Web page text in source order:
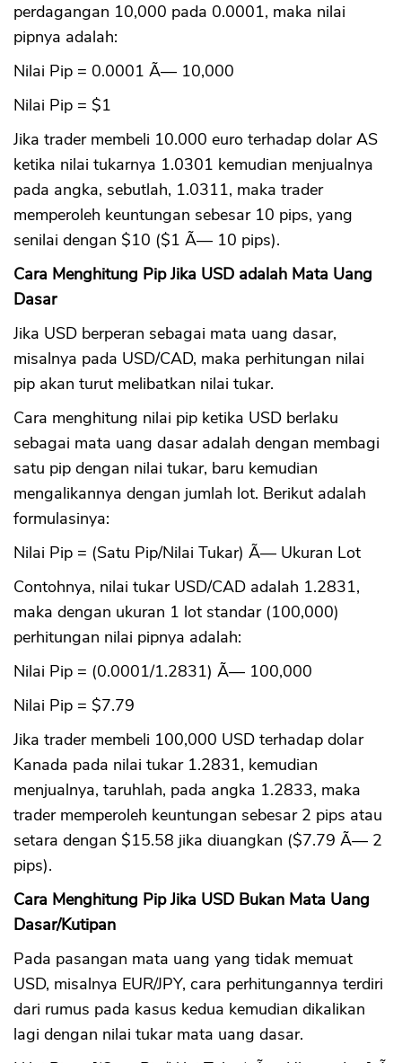
perdagangan 10,000 pada 0.0001, maka nilai
pipnya adalah:
Nilai Pip = 0.0001 Ã— 10,000
Nilai Pip = $1
Jika trader membeli 10.000 euro terhadap dolar AS
ketika nilai tukarnya 1.0301 kemudian menjualnya
pada angka, sebutlah, 1.0311, maka trader
memperoleh keuntungan sebesar 10 pips, yang
senilai dengan $10 ($1 Ã— 10 pips).
Cara Menghitung Pip Jika USD adalah Mata Uang
Dasar
Jika USD berperan sebagai mata uang dasar,
misalnya pada USD/CAD, maka perhitungan nilai
pip akan turut melibatkan nilai tukar.
Cara menghitung nilai pip ketika USD berlaku
sebagai mata uang dasar adalah dengan membagi
satu pip dengan nilai tukar, baru kemudian
mengalikannya dengan jumlah lot. Berikut adalah
formulasinya:
Nilai Pip = (Satu Pip/Nilai Tukar) Ã— Ukuran Lot
Contohnya, nilai tukar USD/CAD adalah 1.2831,
maka dengan ukuran 1 lot standar (100,000)
perhitungan nilai pipnya adalah:
Nilai Pip = (0.0001/1.2831) Ã— 100,000
Nilai Pip = $7.79
Jika trader membeli 100,000 USD terhadap dolar
Kanada pada nilai tukar 1.2831, kemudian
menjualnya, taruhlah, pada angka 1.2833, maka
trader memperoleh keuntungan sebesar 2 pips atau
setara dengan $15.58 jika diuangkan ($7.79 Ã— 2
pips).
Cara Menghitung Pip Jika USD Bukan Mata Uang
Dasar/Kutipan
Pada pasangan mata uang yang tidak memuat
USD, misalnya EUR/JPY, cara perhitungannya terdiri
dari rumus pada kasus kedua kemudian dikalikan
lagi dengan nilai tukar mata uang dasar.